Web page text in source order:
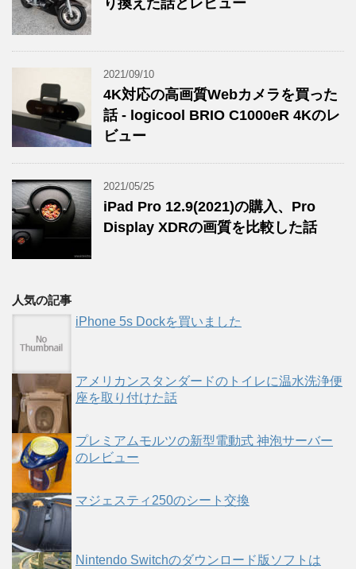
り換えた話とレビュー
2021/09/10
4K対応の高画質Webカメラを買った
話 - logicool BRIO C1000eR 4Kのレ
ビュー
2021/05/25
iPad Pro 12.9(2021)の購入、Pro
Display XDRの画質を比較した話
人気の記事
iPhone 5s Dockを買いました
アメリカンスタンダードのトイレに温水洗浄便
座を取り付けた話
プレミアムモルツの新型電動式 神泡サーバー
のレビュー
マジェスティ250のシート交換
Nintendo Switchのダウンロード版ソフトは